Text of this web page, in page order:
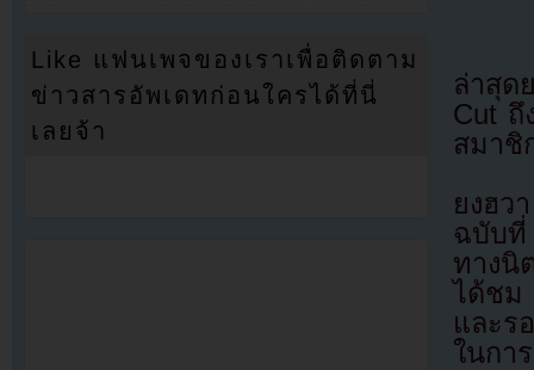
ล่าสุด
Cut
สมาชิ
ยงฮว
ฉบับที่
ทางนิ
ได้ชม
และร
ในกา
Like แฟนเพจของเราเพื่อติดตาม
ข่าวสารอัพเดทก่อนใครได้ที่นี่
เลยจ้า